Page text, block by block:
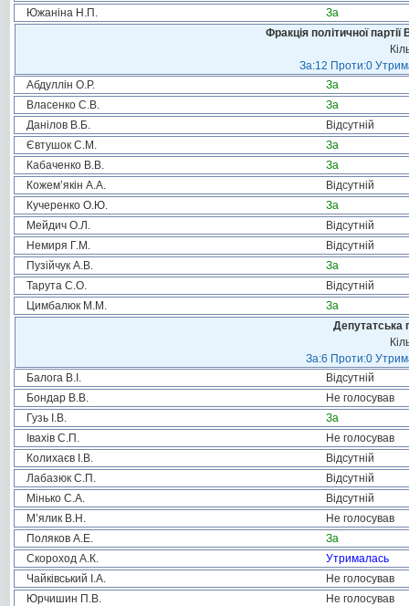
Южаніна Н.П.
За
Фракція політичної
За:12 Проти:0
Абдуллін О.Р.
За
Власенко С.В.
За
Данілов В.Б.
Відсутній
Євтушок С.М.
За
Кабаченко В.В.
За
Кожем’якін А.А.
Відсутній
Кучеренко О.Ю.
За
Мейдич О.Л.
Відсутній
Немиря Г.М.
Відсутній
Пузійчук А.В.
За
Тарута С.О.
Відсутній
Цимбалюк М.М.
За
Депутатська
За:6 Проти:0
Балога В.І.
Відсутній
Бондар В.В.
Не голосував
Гузь І.В.
За
Івахів С.П.
Не голосував
Колихаєв І.В.
Відсутній
Лабазюк С.П.
Відсутній
Мінько С.А.
Відсутній
М’ялик В.Н.
Не голосував
Поляков А.Е.
За
Скороход А.К.
Утрималась
Чайківський І.А.
Не голосував
Юрчишин П.В.
Не голосував